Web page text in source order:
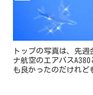
トップの写真は、先
ナ航空のエアバス
も良かったのだけれど